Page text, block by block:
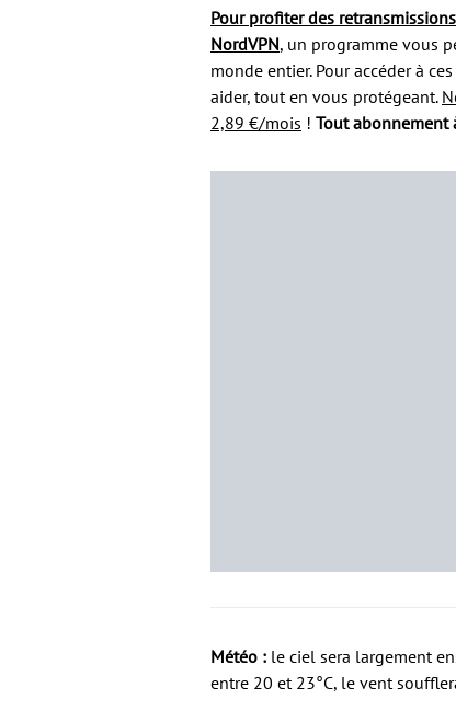
Pour profiter des
NordVPN, un programme vous
monde entier. Pour accéder à
aider, tout en vous protégeant.
2,89 €/mois ! Tout abonnement
Météo : le ciel sera largement
entre 20 et 23°C, le vent